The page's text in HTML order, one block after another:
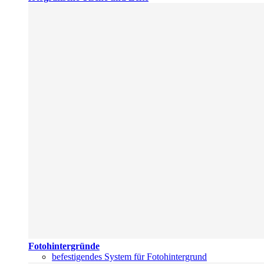
Fotohintergründe
befestigendes System für Fotohintergrund